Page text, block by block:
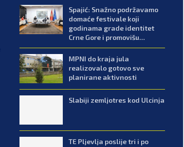
Spajić: Snažno podržavamo
domaće festivale koji
godinama grade identitet
Crne Gore i promovišu...
MPNI do kraja jula
realizovalo gotovo sve
planirane aktivnosti
Slabiji zemljotres kod Ulcinja
TE Pljevlja poslije tri i po